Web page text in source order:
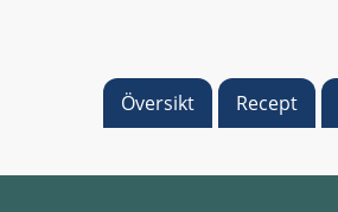
Översikt Recept